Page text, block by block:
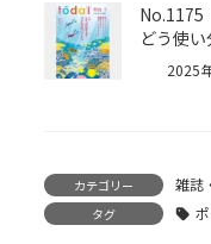
どう使
2025
カテゴリー 雑誌
タグ